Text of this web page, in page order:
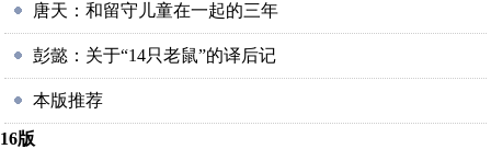
唐天：和留守儿童在一起的三年
彭懿：关于“14只老鼠”的译后记
本版推荐
16版